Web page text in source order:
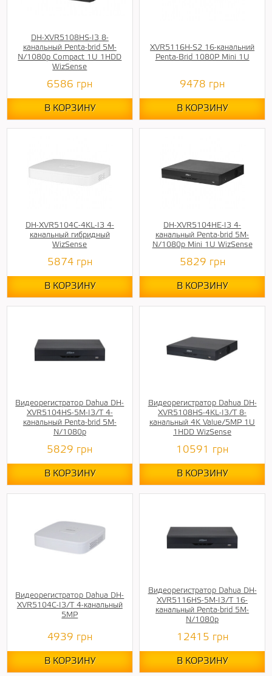
DH-XVR5108HS-I3 8-
канальный Penta-brid 5M-
N/1080p Compact 1U 1HDD
WizSense
6586 грн
В КОРЗИНУ
XVR5116H-S2 16-канальний
Penta-Brid 1080P Mini 1U
9478 грн
В КОРЗИНУ
DH-XVR5104C-4KL-I3 4-
канальный гибридный
WizSense
5874грн
В КОРЗИНУ
DH-XVR5104HE-I3 4-
канальный Penta-brid 5M-
N/1080p Mini 1U WizSense
5829 грн
В КОРЗИНУ
Видеорегистратор Dahua DH-
XVR5104HS-5M-I3/T 4-
канальный Penta-brid 5M-
N/1080p
5829 грн
В КОРЗИНУ
Видеорегистратор Dahua DH-
XVR5108HS-4KL-I3/T 8-
канальный 4K Value/5MP 1U
1HDD WizSense
10591 грн
В КОРЗИНУ
Видеорегистратор Dahua DH-
XVR5104C-I3/T 4-канальный
5MP
4939 грн
В КОРЗИНУ
Видеорегистратор Dahua DH-
XVR5116HS-5M-I3/T 16-
канальный Penta-brid 5M-
N/1080p
12415 грн
В КОРЗИНУ